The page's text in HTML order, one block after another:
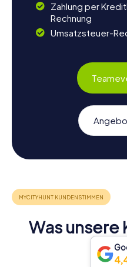
Zahlung per
Rechnung
Umsatzsteuer-
Was unsere